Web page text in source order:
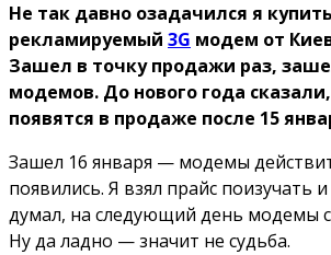
Не так давно озадачился я
рекламируемый 3G модем от
Зашел в точку продажи раз,
модемов. До нового года
появятся в продаже после 15
Зашел 16 января — модемы
появились. Я взял прайс поизучать и
думал, на следующий день модемы
Ну да ладно — значит не судьба.